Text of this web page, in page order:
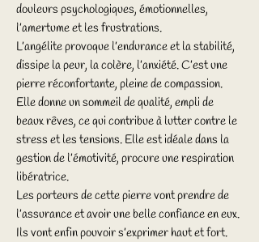
douleurs psychologiques, émotionnelles,
l’amertume et les frustrations.
L’angélite provoque l’endurance et la stabilité,
dissipe la peur, la colère, l’anxiété. C’est une
pierre réconfortante, pleine de compassion.
Elle donne un sommeil de qualité, empli de
beaux rêves, ce qui contribue à lutter contre le
stress et les tensions. Elle est idéale dans la
gestion de l’émotivité, procure une respiration
libératrice.
Les porteurs de cette pierre vont prendre de
l’assurance et avoir une belle confiance en eux.
Ils vont enfin pouvoir s’exprimer haut et fort.